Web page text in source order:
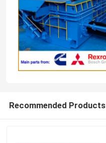
Producten
Recommended Products